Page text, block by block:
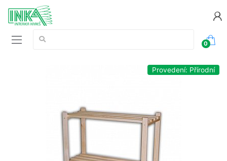
Vyhledávání:
0
Provedení: Přírodní